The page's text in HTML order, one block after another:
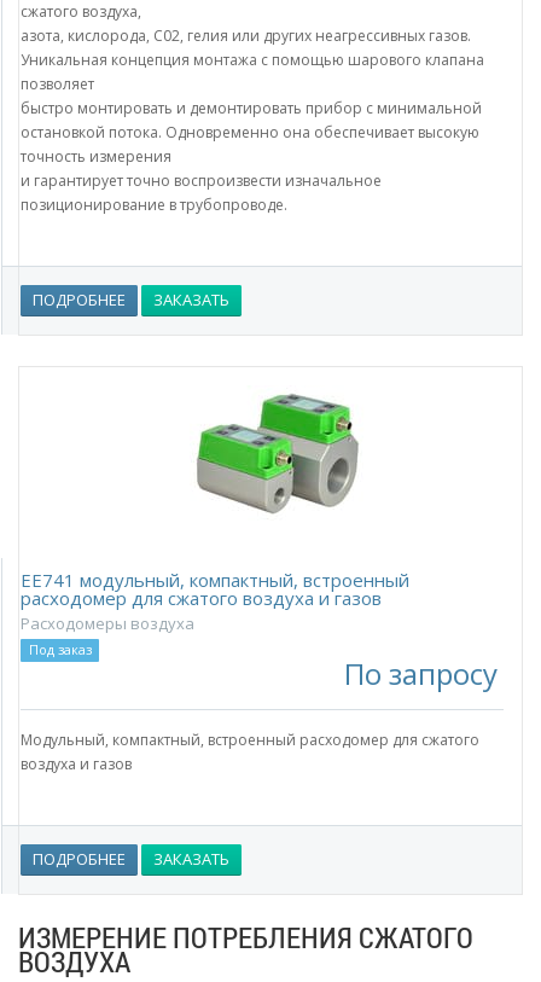
сжатого воздуха,
азота, кислорода, С02, гелия или других неагрессивных газов.
Уникальная концепция монтажа с помощью шарового клапана
позволяет
быстро монтировать и демонтировать прибор с минимальной
остановкой потока. Одновременно она обеспечивает высокую
точность измерения
и гарантирует точно воспроизвести изначальное
позиционирование в трубопроводе.
ПОДРОБНЕЕ ЗАКАЗАТЬ
EE741 модульный, компактный, встроенный
расходомер для сжатого воздуха и газов
Расходомеры воздуха
Под заказ
По запросу
Модульный, компактный, встроенный расходомер для сжатого
воздуха и газов
ПОДРОБНЕЕ ЗАКАЗАТЬ
ИЗМЕРЕНИЕ ПОТРЕБЛЕНИЯ СЖАТОГО
ВОЗДУХА